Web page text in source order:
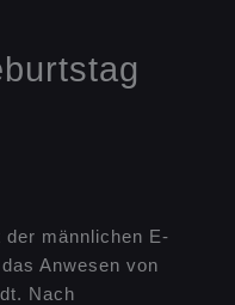
männlichen E-
Anwesen von
Nach